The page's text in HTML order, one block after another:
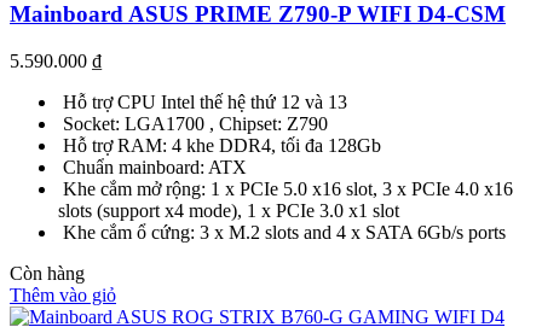
Mainboard ASUS PRIME Z790-P WIFI D4-CSM
5.590.000 ₫
Hỗ trợ CPU Intel thế hệ thứ 12 và 13
Socket: LGA1700 , Chipset: Z790
Hỗ trợ RAM: 4 khe DDR4, tối đa 128Gb
Chuẩn mainboard: ATX
Khe cắm mở rộng: 1 x PCIe 5.0 x16 slot, 3 x PCIe 4.0 x16
slots (support x4 mode), 1 x PCIe 3.0 x1 slot
Khe cắm ổ cứng: 3 x M.2 slots and 4 x SATA 6Gb/s ports
Còn hàng
Thêm vào giỏ